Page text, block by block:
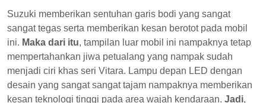
Suzuki memberikan sentuhan garis bodi yang sangat
sangat tegas serta memberikan kesan berotot pada mobil
ini. Maka dari itu, tampilan luar mobil ini nampaknya tetap
mempertahankan jiwa petualang yang nampak sudah
menjadi ciri khas seri Vitara. Lampu depan LED dengan
desain yang sangat sangat tajam nampaknya memberikan
kesan teknologi tinggi pada area wajah kendaraan. Jadi,